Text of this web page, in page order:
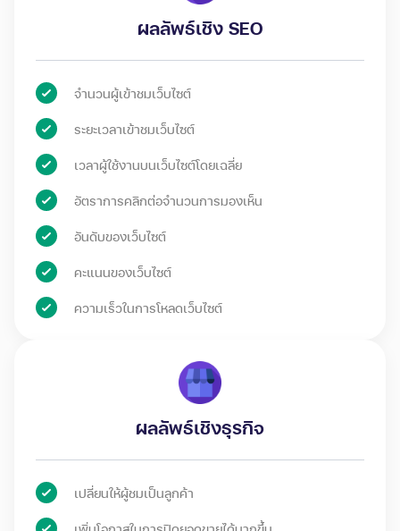
ผลลัพธ์เชิง SEO
จำนวนผู้เข้าชมเว็บไซต์
ระยะเวลาเข้าชมเว็บไซต์
เวลาผู้ใช้งานบนเว็บไซต์โดยเฉลี่ย
อัตราการคลิกต่อจำนวนการมองเห็น
อันดับของเว็บไซต์
คะแนนของเว็บไซต์
ความเร็วในการโหลดเว็บไซต์
ผลลัพธ์เชิงธุรกิจ
เปลี่ยนให้ผู้ชมเป็นลูกค้า